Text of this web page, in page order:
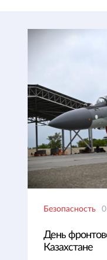
Безопасность
День
Казахстане